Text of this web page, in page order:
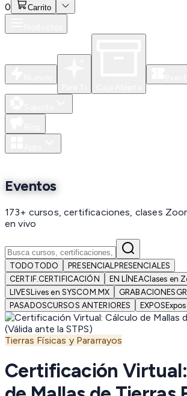
0 Carrito
Eventos
173+ cursos, certificaciones, clases
en vivo
TODOTODO PRESENCIALPRESENCIALES
CERTIF. CERTIFICACIÓN EN LÍNEAClases en
LIVESLives en SYSCOM.MX GRABACIONES
PASADOSCURSOS ANTERIORES EXPOS
Tierras Físicas y Pararrayos
Certificación